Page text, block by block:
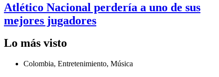
Atlético Nacional perdería a uno de sus
mejores jugadores
Lo más visto
Colombia, Entretenimiento, Música